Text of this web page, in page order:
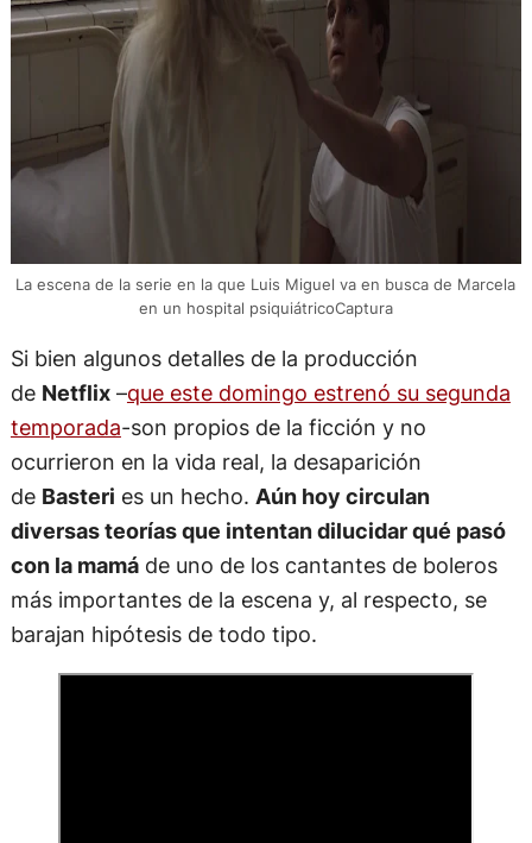
La escena de la serie en la que Luis Miguel va en busca de Marcela
en un hospital psiquiátricoCaptura
Si bien algunos detalles de la producción
de Netflix–que este domingo estrenó su segunda
temporada-son propios de la ficción y no
ocurrieron en la vida real, la desaparición
de Basteri es un hecho. Aún hoy circulan
diversas teorías que intentan dilucidar qué pasó
con la mamáde uno de los cantantes de boleros
más importantes de la escena y, al respecto, se
barajan hipótesis de todo tipo.